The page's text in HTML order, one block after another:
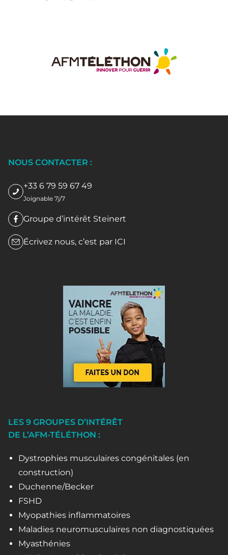
NOUS CONTACTER :
+33 6 79 59 67 49
Joignable 7j/7
Groupe d’intérêt Steinert
Écrivez nous, c’est par ICI
LES 9 GROUPES D’INTÉRÊT
DE L’AFM-TÉLÉTHON :
Dystrophies musculaires congénitales (en
construction)
Duchenne/Becker
FSHD
Myopathies inflammatoires
Maladies neuromusculaires non diagnostiquées
Myasthénies